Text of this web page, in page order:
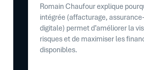
Romain Chaufour explique
intégrée (affacturage,
digitale) permet d’améliorer la
risques et de maximiser les
disponibles.